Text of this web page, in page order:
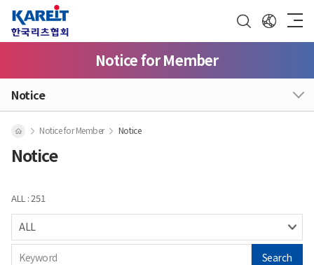
Notice for Member
Notice
Notice
Notice for Member Notice
ALL : 251
Search